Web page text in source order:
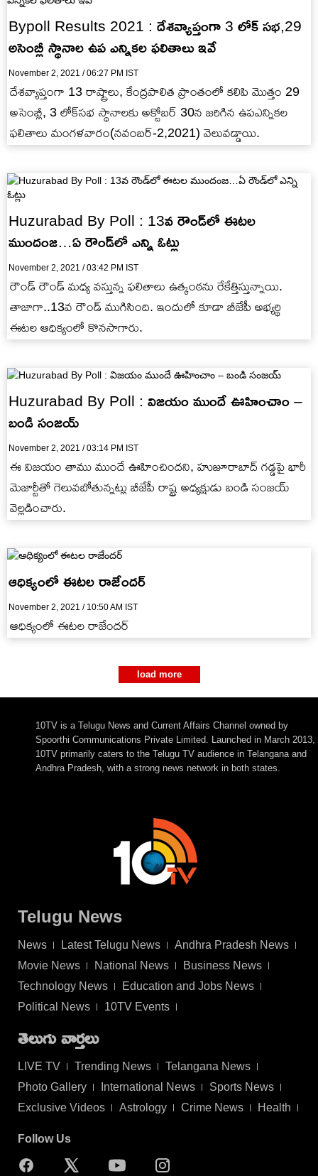
Bypoll Results 2021 : దేశవ్యాప్తంగా 3 లోక్ సభ,29
అసెంబ్లీ స్థానాల ఉప ఎన్నికల ఫలితాలు ఇవే
November 2, 2021 / 06:27 PM IST
దేశవ్యాప్తంగా 13 రాష్ట్రాలు, కేంద్రపాలిత ప్రాంతంలో కలిపి మొత్తం 29
అసెంబ్లీ, 3 లోక్​సభ స్థానాలకు అక్టోబర్​ 30న జరిగిన ఉపఎన్నికల
ఫలితాలు మంగళవారం(నవంబర్-2,2021) వెలువడ్డాయి.
Huzurabad By Poll : 13వ రౌండ్‌‌లో ఈటల
ముందంజ…ఏ రౌండ్‌‌లో ఎన్ని ఓట్లు
November 2, 2021 / 03:42 PM IST
రౌండ్ రౌండ్ మధ్య వస్తున్న ఫలితాలు ఉత్కంఠను రేకేత్తిస్తున్నాయి.
తాజాగా..13వ రౌండ్ ముగిసింది. ఇందులో కూడా బీజేపీ అభ్యర్థి
ఈటల ఆధిక్యంలో కొనసాగారు.
Huzurabad By Poll : విజయం ముందే ఊహించాం –
బండి సంజయ్
November 2, 2021 / 03:14 PM IST
ఈ విజయం తాము ముందే ఊహించిందని, హుజూరాబాద్ గడ్డపై భారీ
మెజార్టీతో గెలువబోతున్నట్లు బీజేపీ రాష్ట్ర అధ్యక్షుడు బండి సంజయ్
వెల్లడించారు.
ఆధిక్యంలో ఈటల రాజేందర్
November 2, 2021 / 10:50 AM IST
ఆధిక్యంలో ఈటల రాజేందర్
load more
10TV is a Telugu News and Current Affairs Channel owned by
Spoorthi Communications Private Limited. Launched in March 2013,
10TV primarily caters to the Telugu TV audience in Telangana and
Andhra Pradesh, with a strong news network in both states.
Telugu News
News Latest Telugu News
Andhra Pradesh News
Movie News
National News
Business News
Technology News
Education and Jobs News
Political News
10TV Events
తెలుగు వార్తలు
LIVE TV Trending News
Telangana News
Photo Gallery
International News
Sports News
Exclusive Videos
Astrology Crime News Health
Follow Us